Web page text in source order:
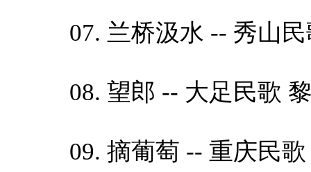
07. 兰桥汲水 -- 秀山
08. 望郎 -- 大足民歌
09. 摘葡萄 -- 重庆民